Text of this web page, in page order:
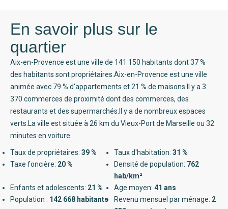
En savoir plus sur le
quartier
Aix-en-Provence est une ville de 141 150 habitants dont 37 %
des habitants sont propriétaires.Aix-en-Provence est une ville
animée avec 79 % d'appartements et 21 % de maisons.Il y a 3
370 commerces de proximité dont des commerces, des
restaurants et des supermarchés.Il y a de nombreux espaces
verts.La ville est située à 26 km du Vieux-Port de Marseille ou 32
minutes en voiture.
Taux de propriétaires: 39 % Taux d'habitation: 31 %
Taxe foncière: 20 % Densité de population: 762
hab/km²
Enfants et adolescents: 21 % Age moyen: 41 ans
Population : 142 668 habitants Revenu mensuel par ménage: 2